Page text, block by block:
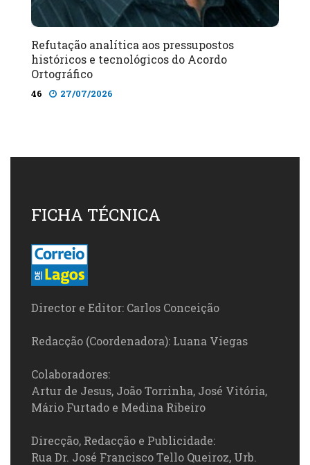
Refutação analítica aos pressupostos
históricos e tecnológicos do Acordo
Ortográfico
46 27/07/2026
FICHA TÉCNICA
Director e Editor: Carlos Conceição
Redacção (Coordenadora): Luana Viegas
Colaboradores:
Artur de Jesus, João Torrinha, José Vitória,
Mário Furtado e Medina Ribeiro
Direcção, Redacção e Publicidade:
Rua Dr. José Francisco Tello Queiroz, Urb.